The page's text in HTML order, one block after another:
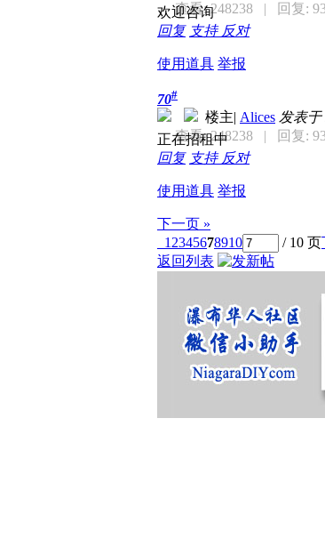
查看: 248238
| 回复:
欢迎咨询
回复 支持 反对
使用道具 举报
70#
楼主| Alices 发表于
查看: 248238
| 回复:
正在招租中
回复 支持 反对
使用道具 举报
下一页 »
1 2345678910 / 10 页
返回列表